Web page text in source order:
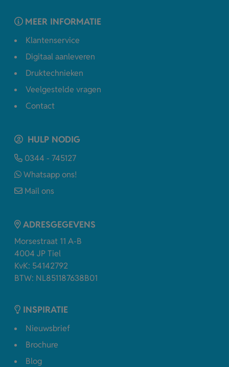
MEER INFORMATIE
Klantenservice
Digitaal aanleveren
Druktechnieken
Veelgestelde vragen
Contact
HULP NODIG
0344 - 745127
Whatsapp ons!
Mail ons
ADRESGEGEVENS
Morsestraat 11 A-B
4004 JP Tiel
KvK: 54142792
BTW: NL851187638B01
INSPIRATIE
Nieuwsbrief
Brochure
Blog